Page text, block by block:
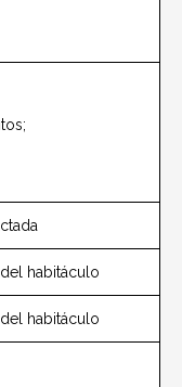
habitáculo
habitáculo